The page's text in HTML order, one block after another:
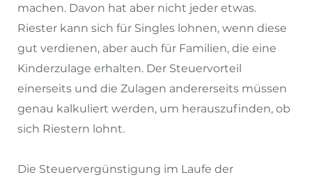
machen. Davon hat aber nicht jeder etwas.
Riester kann sich für Singles lohnen, wenn diese
gut verdienen, aber auch für Familien, die eine
Kinderzulage erhalten. Der Steuervorteil
einerseits und die Zulagen andererseits müssen
genau kalkuliert werden, um herauszufinden, ob
sich Riestern lohnt.
Die Steuervergünstigung im Laufe der